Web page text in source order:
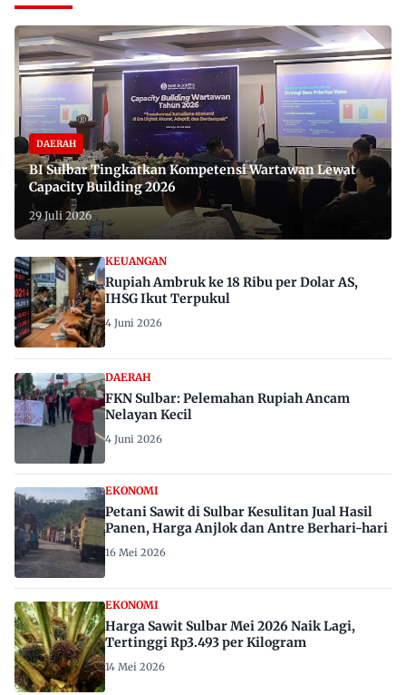
DAERAH
BI Sulbar Tingkatkan Kompetensi Wartawan Lewat
Capacity Building 2026
29 Juli 2026
KEUANGAN
Rupiah Ambruk ke 18 Ribu per Dolar AS,
IHSG Ikut Terpukul
4 Juni 2026
DAERAH
FKN Sulbar: Pelemahan Rupiah Ancam
Nelayan Kecil
4 Juni 2026
EKONOMI
Petani Sawit di Sulbar Kesulitan Jual Hasil
Panen, Harga Anjlok dan Antre Berhari-hari
16 Mei 2026
EKONOMI
Harga Sawit Sulbar Mei 2026 Naik Lagi,
Tertinggi Rp3.493 per Kilogram
14 Mei 2026